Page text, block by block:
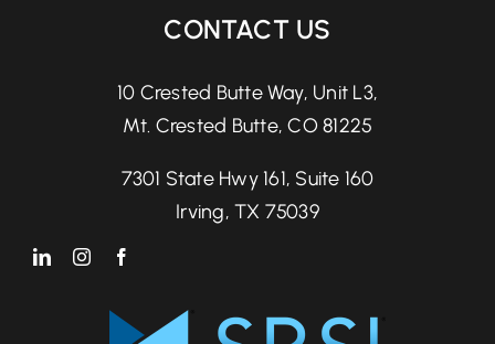
CONTACT US
10 Crested Butte Way, Unit L3,
Mt. Crested Butte, CO 81225
7301 State Hwy 161, Suite 160
Irving, TX 75039